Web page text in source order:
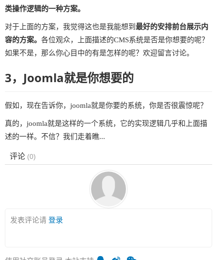
类操作逻辑的一种方案。
对于上面的方案，我觉得这也是我能想到 最好的安排前台展示内
容的方案。 各位观众，上面描述的CMS系统是否是你想要的呢？
如果不是，那么你心目中的有是怎样的呢？欢迎留言讨论。
3，Joomla就是你想要的
假如，现在告诉你，joomla就是你要的系统，你是否很震惊呢？
真的，joomla就是这样的一个系统，它的实现逻辑几乎和上面描
述的一样。不信？我们走着瞧...
评论 (0)
发表评论请 登录